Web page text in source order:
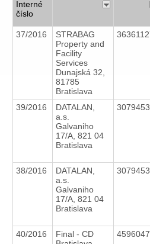
Interné
číslo
37/2016
STRABAG
Property and
Facility
Services
Dunajská 32,
81785
Bratislava
39/2016
DATALAN,
a.s.
Galvaniho
17/A, 821 04
Bratislava
38/2016
DATALAN,
a.s.
Galvaniho
17/A, 821 04
Bratislava
40/2016
Final - CD